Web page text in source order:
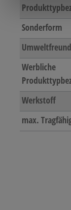
Sonderform
Werbliche
Werkstoff
max.